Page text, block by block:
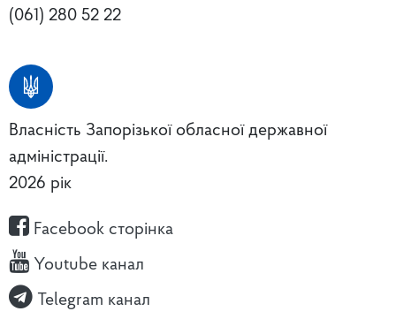
(061) 280 52 22
Власність Запорізької обласної державної
адміністрації.
2026 рік
Facebook сторінка
Youtube канал
Telegram канал